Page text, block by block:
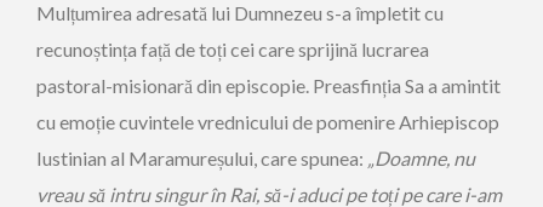
Mulțumirea adresată lui Dumnezeu s-a împletit cu
recunoștința față de toți cei care sprijină lucrarea
pastoral-misionară din episcopie. Preasfinția Sa a amintit
cu emoție cuvintele vrednicului de pomenire Arhiepiscop
Iustinian al Maramureșului, care spunea: „Doamne, nu
vreau să intru singur în Rai, să-i aduci pe toți pe care i-am